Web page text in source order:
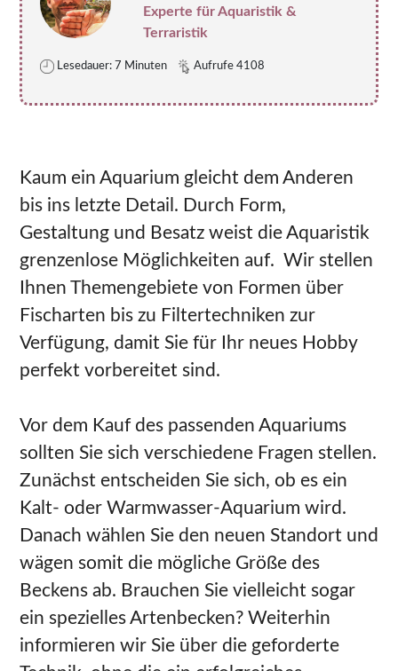
Experte für Aquaristik &
Terraristik
Lesedauer: 7 Minuten Aufrufe 4108
Kaum ein Aquarium gleicht dem Anderen
bis ins letzte Detail. Durch Form,
Gestaltung und Besatz weist die Aquaristik
grenzenlose Möglichkeiten auf. Wir stellen
Ihnen Themengebiete von Formen über
Fischarten bis zu Filtertechniken zur
Verfügung, damit Sie für Ihr neues Hobby
perfekt vorbereitet sind.
Vor dem Kauf des passenden Aquariums
sollten Sie sich verschiedene Fragen stellen.
Zunächst entscheiden Sie sich, ob es ein
Kalt- oder Warmwasser-Aquarium wird.
Danach wählen Sie den neuen Standort und
wägen somit die mögliche Größe des
Beckens ab. Brauchen Sie vielleicht sogar
ein spezielles Artenbecken? Weiterhin
informieren wir Sie über die geforderte